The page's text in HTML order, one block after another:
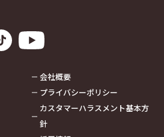
会社概要
プライバシーポリシー
カスタマーハラスメント基本方
針